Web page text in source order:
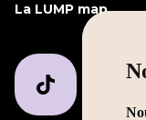
La LUMP map